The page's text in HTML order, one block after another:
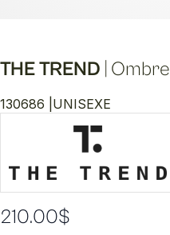
THE TREND
130686 | UNISEXE
210.00$